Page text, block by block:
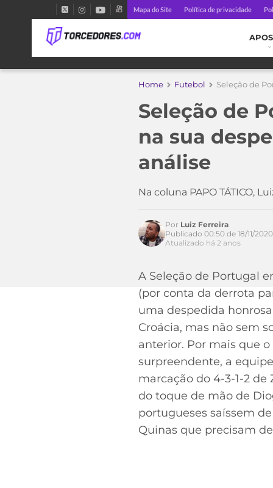
Mapa do Site Política de privacidade
Home Futebol Seleção de
Seleção de
na sua
análise
Na coluna PAPO TÁTICO,
Acesse o perfil do autor
Por Luiz Ferreira
Publicado 00:50 de 18/11/2020
Atualizado há 2 anos
A Seleção de Portugal
(por conta da derrota
uma despedida
Croácia, mas não sem
anterior. Por mais que
surpreendente, a
marcação do 4-3-1-2
do toque de mão de
portugueses saíssem
Quinas que precisam